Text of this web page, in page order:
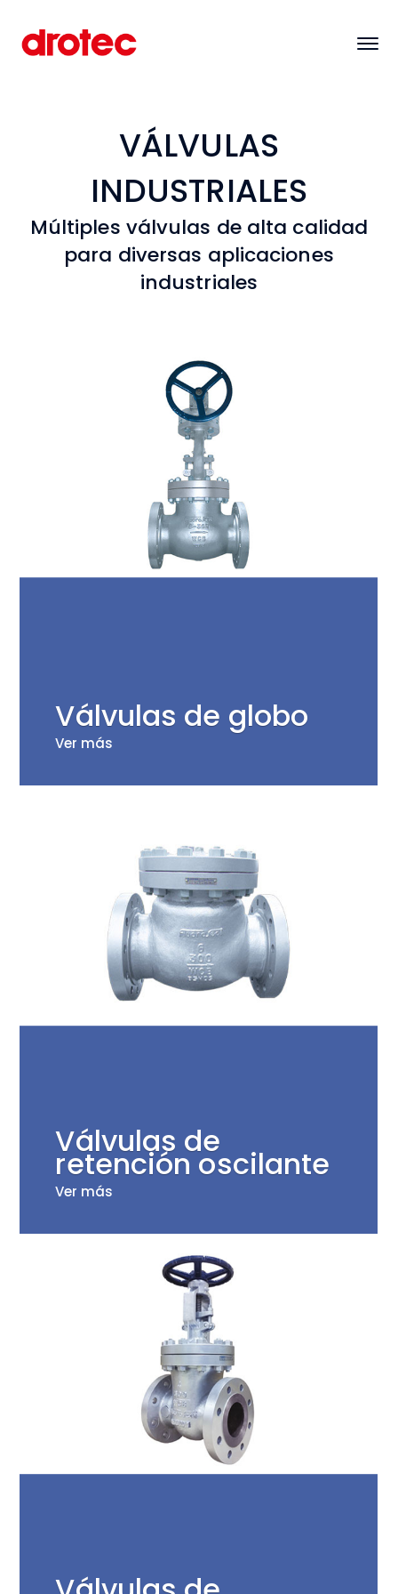
VÁLVULAS
INDUSTRIALES
Múltiples válvulas de alta calidad
para diversas aplicaciones
industriales
Válvulas de globo
Ver más
Válvulas de
retención oscilante
Ver más